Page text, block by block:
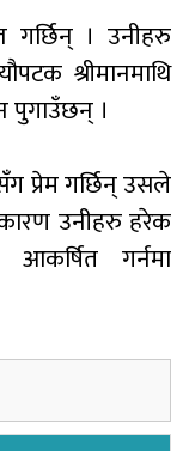
गर्छिन् । उनीहरु
श्रीमानमाथि
पुगाउँछन् ।
प्रेम गर्छिन् उसले
उनीहरु हरेक
गर्नमा